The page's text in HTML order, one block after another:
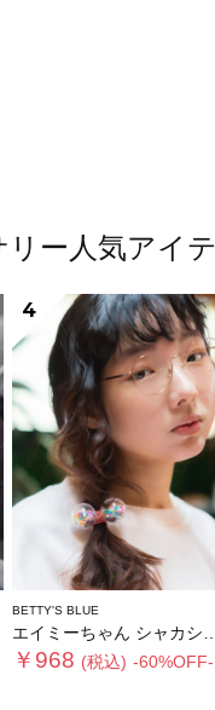
ー人気アイ
4
BETTY'S BLUE
エイミーちゃん シャカシャカヘアゴム
￥968 (税込) -60%OFF-